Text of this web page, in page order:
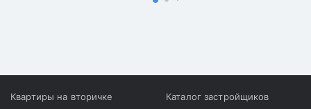
Квартиры на вторичке
Каталог застройщиков